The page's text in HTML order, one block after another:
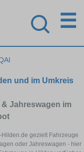
☰
und im Umkreis
Jahreswagen im
gezielt Fahrzeuge
oder Jahreswagen - hier